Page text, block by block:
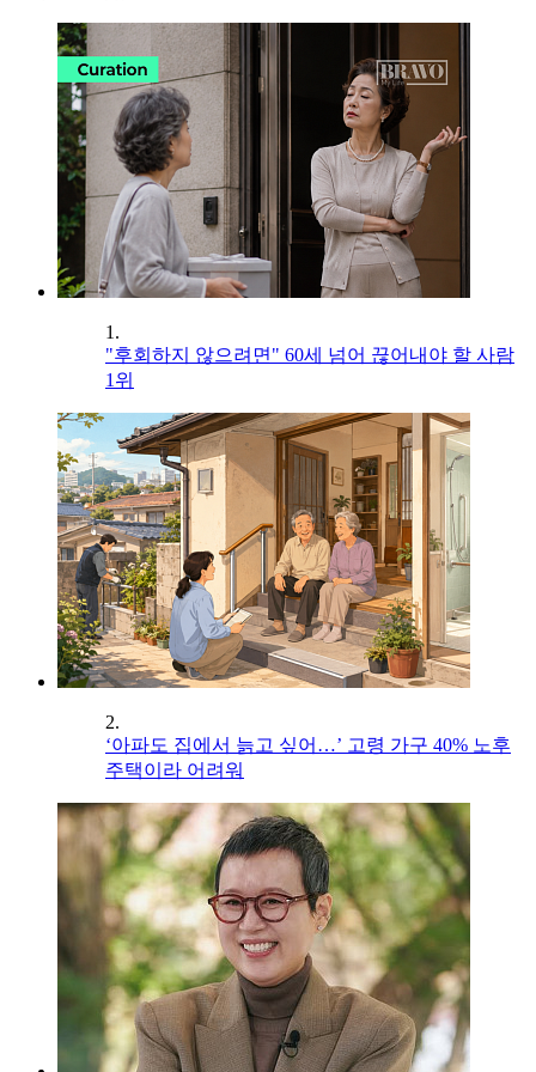
1.
"후회하지 않으려면" 60세 넘어 끊어내야 할 사람
1위
2.
‘아파도 집에서 늙고 싶어…’ 고령 가구 40% 노후
주택이라 어려워